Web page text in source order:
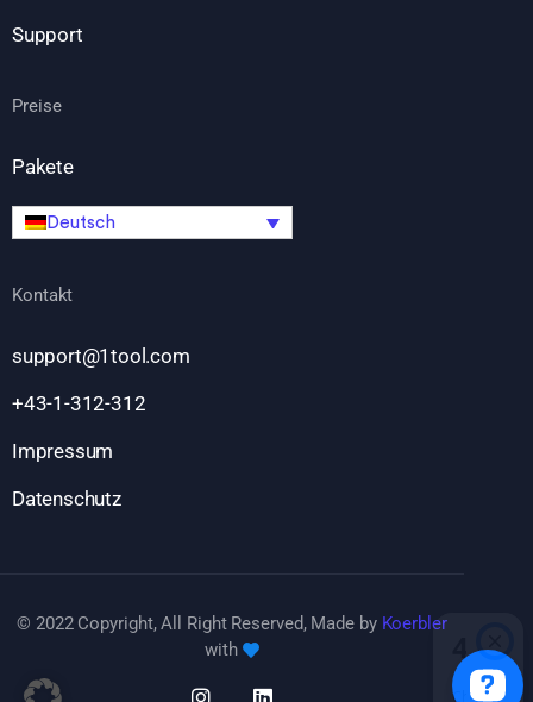
Support
Preise
Pakete
Deutsch
Kontakt
support@1tool.com
+43-1-312-312
Impressum
Datenschutz
© 2022 Copyright, All Right Reserved, Made by Koerbler
with